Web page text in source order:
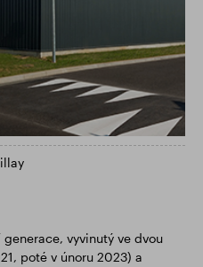
vyvinutý ve dvou
poté v únoru 2023) a